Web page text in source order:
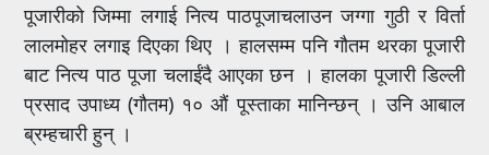
पूजारीको जिम्मा लगाई नित्य पाठपूजाचलाउन जग्गा गुठी र विर्ता
लालमोहर लगाइ दिएका थिए । हालसम्म पनि गौतम थरका पूजारी
बाट नित्य पाठ पूजा चलाईंदै आएका छन । हालका पूजारी डिल्ली
प्रसाद उपाध्य (गौतम) १० औं पूस्ताका मानिन्छन् । उनि आबाल
ब्रम्हचारी हुन् ।